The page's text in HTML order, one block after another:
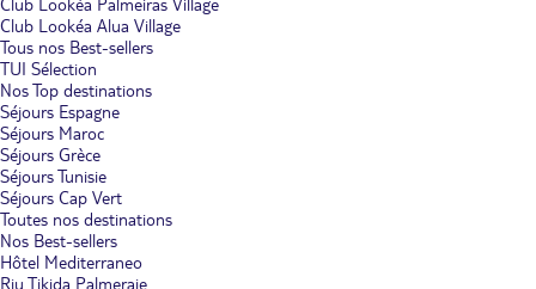
Club Lookéa Palmeiras Village
Club Lookéa Alua Village
Tous nos Best-sellers
TUI Sélection
Nos Top destinations
Séjours Espagne
Séjours Maroc
Séjours Grèce
Séjours Tunisie
Séjours Cap Vert
Toutes nos destinations
Nos Best-sellers
Hôtel Mediterraneo
Riu Tikida Palmeraie